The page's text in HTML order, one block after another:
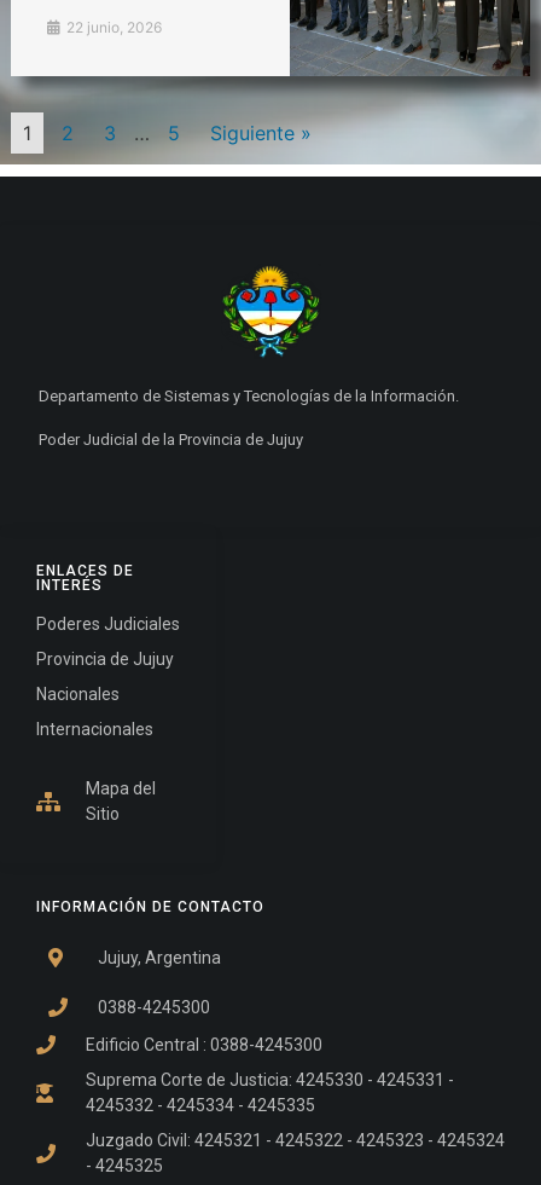
22 junio, 2026
1 2 3 … 5 Siguiente »
INFORMACIÓN DE CONTACTO
Jujuy, Argentina
0388-4245300
Edificio Central : 0388-4245300
Suprema Corte de Justicia: 4245330 - 4245331 -
4245332 - 4245334 - 4245335
Juzgado Civil: 4245321 - 4245322 - 4245323 - 4245324
- 4245325
ENLACES DE
INTERÉS
Poderes Judiciales
Provincia de Jujuy
Nacionales
Internacionales
Mapa del
Sitio
Departamento de Sistemas y Tecnologías de la Información.
Poder Judicial de la Provincia de Jujuy